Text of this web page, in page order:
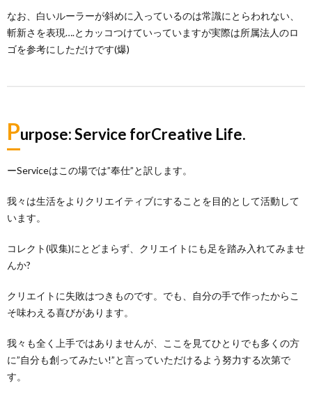
なお、白いルーラーが斜めに入っているのは常識にとらわれない、
斬新さを表現….とカッコつけていっていますが実際は所属法人のロ
ゴを参考にしただけです(爆)
Purpose: Service forCreative Life.
ーServiceはこの場では”奉仕”と訳します。
我々は生活をよりクリエイティブにすることを目的として活動して
います。
コレクト(収集)にとどまらず、クリエイトにも足を踏み入れてみませ
んか?
クリエイトに失敗はつきものです。でも、自分の手で作ったからこ
そ味わえる喜びがあります。
我々も全く上手ではありませんが、ここを見てひとりでも多くの方
に”自分も創ってみたい!”と言っていただけるよう努力する次第で
す。